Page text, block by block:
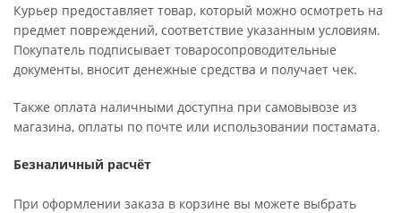
Курьер предоставляет товар, который можно осмотреть на
предмет повреждений, соответствие указанным условиям.
Покупатель подписывает товаросопроводительные
документы, вносит денежные средства и получает чек.
Также оплата наличными доступна при самовывозе из
магазина, оплаты по почте или использовании постамата.
Безналичный расчёт
При оформлении заказа в корзине вы можете выбрать